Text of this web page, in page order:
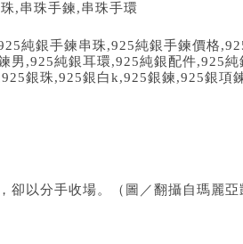
,串珠手鍊,串珠手環
純銀手鍊串珠,925純銀手鍊價格
男 ,925純銀耳環,925純銀配件,925純
銀珠,925銀白k,925銀鍊,925銀項
以分手收場。（圖／翻攝自瑪麗亞